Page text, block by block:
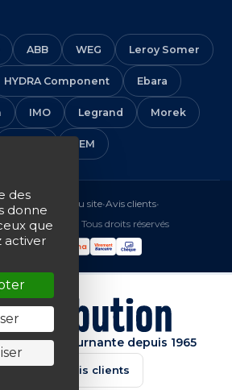
ABB WEG Leroy Somer
HYDRA Component Ebara
IMO Legrand Morek
VEM
•CGV Plan du site•Avis clients•
Distribution - Tous droits réservés
machine tournante depuis 1965
4.7/5 · Avis clients
des
donne
que
activer